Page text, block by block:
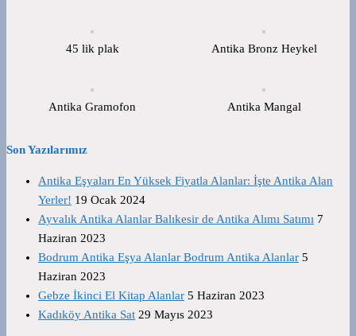
45 lik plak Antika Bronz Heykel
Antika Gramofon Antika Mangal
Son Yazılarımız
Antika Eşyaları En Yüksek Fiyatla Alanlar: İşte Antika Alan
Yerler! 19 Ocak 2024
Ayvalık Antika Alanlar Balıkesir de Antika Alımı Satımı 7
Haziran 2023
Bodrum Antika Eşya Alanlar Bodrum Antika Alanlar 5
Haziran 2023
Gebze İkinci El Kitap Alanlar 5 Haziran 2023
Kadıköy Antika Sat 29 Mayıs 2023